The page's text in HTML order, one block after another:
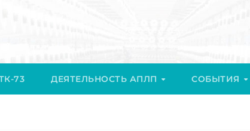
73 ДЕЯТЕЛЬНОСТЬ АПЛП СОБЫТИЯ